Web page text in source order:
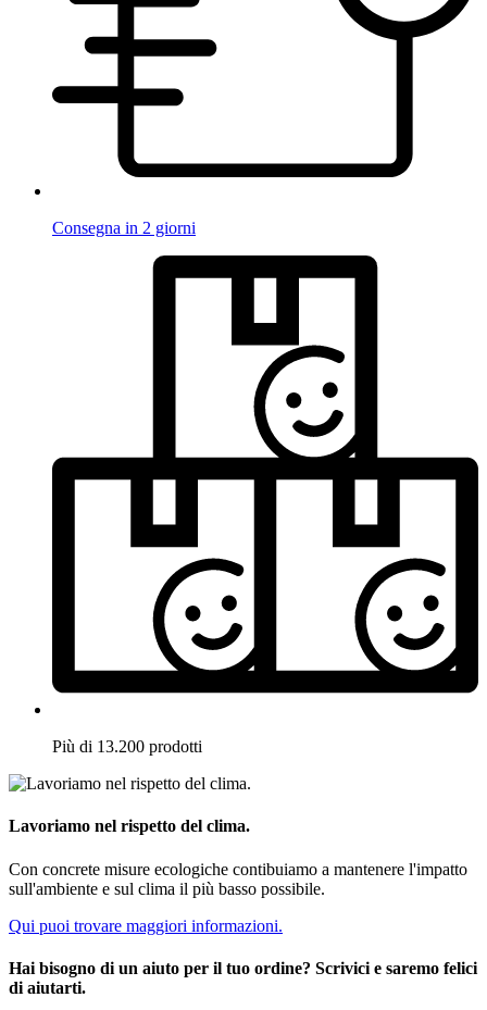
Consegna in 2 giorni
Più di 13.200 prodotti
Lavoriamo nel rispetto del clima.
Con concrete misure ecologiche contibuiamo a mantenere l'impatto
sull'ambiente e sul clima il più basso possibile.
Qui puoi trovare maggiori informazioni.
Hai bisogno di un aiuto per il tuo ordine? Scrivici e saremo felici
di aiutarti.